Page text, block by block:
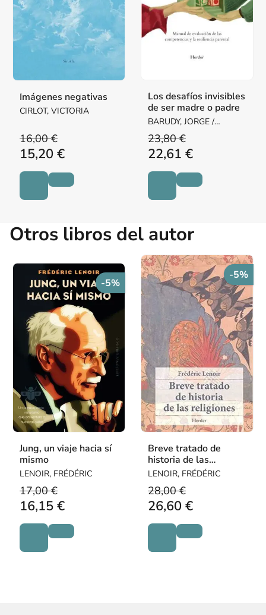
Imágenes negativas
CIRLOT, VICTORIA
16,00 €
15,20 €
Los desafíos invisibles
de ser madre o padre
BARUDY, JORGE /
DANTAGNAN, MARYORIE
23,80 €
22,61 €
Otros libros del autor
-5%
Jung, un viaje hacia sí
mismo
LENOIR, FRÉDÉRIC
17,00 €
16,15 €
-5%
Breve tratado de
historia de las
religiones
LENOIR, FRÉDÉRIC
28,00 €
26,60 €